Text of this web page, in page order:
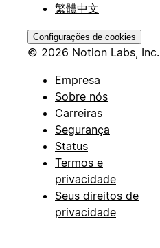
繁體中文
Configurações de cookies
© 2026 Notion Labs, Inc.
Empresa
Sobre nós
Carreiras
Segurança
Status
Termos e
privacidade
Seus direitos de
privacidade